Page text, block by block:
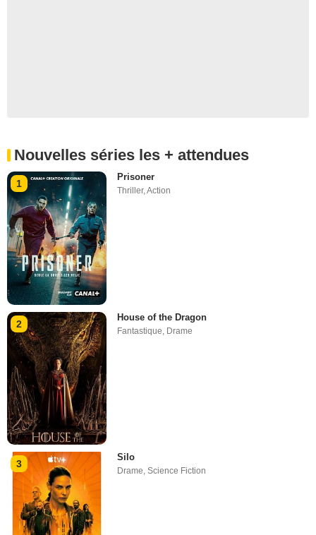
Nouvelles séries les + attendues
1
Prisoner
Thriller,Action
2
House of the Dragon
Fantastique Drame
3
Silo
Drame,Science Fiction